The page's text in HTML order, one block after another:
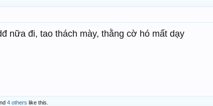
nữa đi, tao thách mày, thằng cờ hó mất dạy
4 others like this.